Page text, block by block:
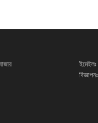
ইমেইলঃ
বিজ্ঞাপনঃ